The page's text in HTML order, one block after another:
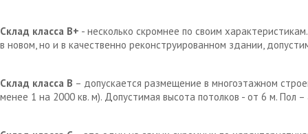
Склад класса В+ - несколько скромнее по своим
в новом, но и в качественно реконструированном здании,
Склад класса В – допускается размещение в многоэтажном
менее 1 на 2000 кв. м). Допустимая высота потолков - от 6 м. Пол